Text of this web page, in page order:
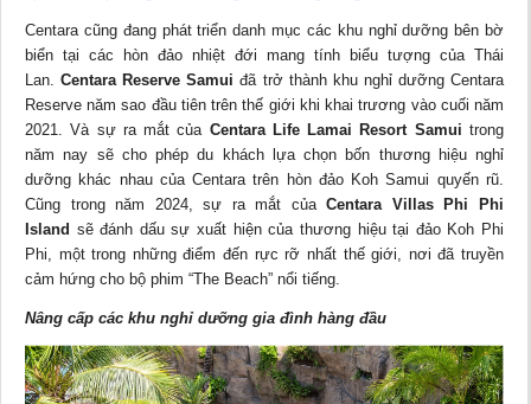
Centara cũng đang phát triển danh mục các khu nghỉ dưỡng bên bờ
biển tại các hòn đảo nhiệt đới mang tính biểu tượng của Thái
Lan.Centara Reserve Samui đã trở thành khu nghỉ dưỡng Centara
Reserve năm sao đầu tiên trên thế giới khi khai trương vào cuối năm
2021. Và sự ra mắt của Centara Life Lamai Resort Samui trong
năm nay sẽ cho phép du khách lựa chọn bốn thương hiệu nghỉ
dưỡng khác nhau của Centara trên hòn đảo Koh Samui quyến rũ.
Cũng trong năm 2024, sự ra mắt củaCentara Villas Phi Phi
Island sẽ đánh dấu sự xuất hiện của thương hiệu tại đảo Koh Phi
Phi, một trong những điểm đến rực rỡ nhất thế giới, nơi đã truyền
cảm hứng cho bộ phim “The Beach” nổi tiếng.
Nâng cấp các khu nghỉ dưỡng gia đình hàng đầu